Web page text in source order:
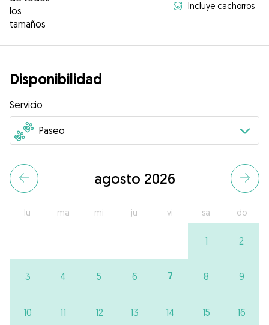
los
tamaños
Incluye cachorros
Disponibilidad
Servicio
agosto 2026
lu ma mi ju vi sa do
1 2
3 4 5 6 7 8 9
10 11 12 13 14 15 16